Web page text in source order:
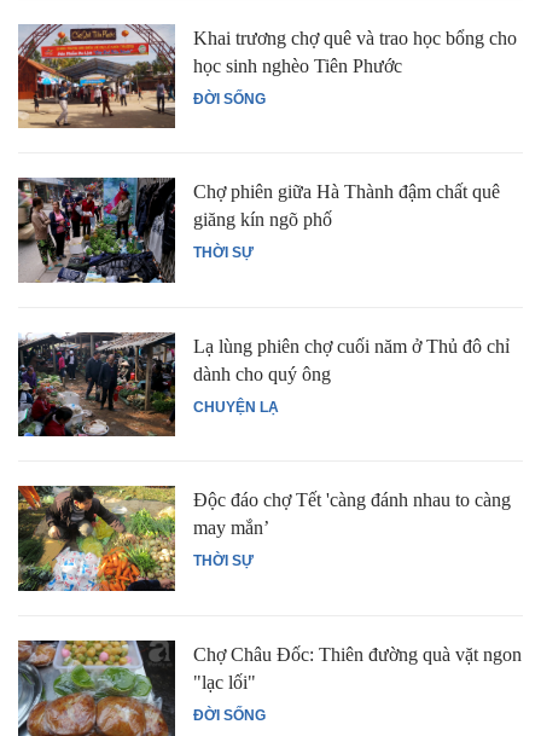
ĐỜI SỐNG
Khai trương chợ quê và trao học bổng cho
học sinh nghèo Tiên Phước
THỜI SỰ
Chợ phiên giữa Hà Thành đậm chất quê
giăng kín ngõ phố
CHUYỆN LẠ
Lạ lùng phiên chợ cuối năm ở Thủ đô chỉ
dành cho quý ông
THỜI SỰ
Độc đáo chợ Tết 'càng đánh nhau to càng
may mắn’
ĐỜI SỐNG
Chợ Châu Đốc: Thiên đường quà vặt ngon
"lạc lối"